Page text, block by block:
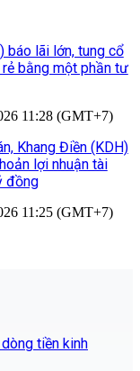
báo lãi lớn, tung cổ
bằng một phần tư
11:28 (GMT+7)
Khang Điền (KDH)
lợi nhuận tài
đồng
11:25 (GMT+7)
tiền kinh